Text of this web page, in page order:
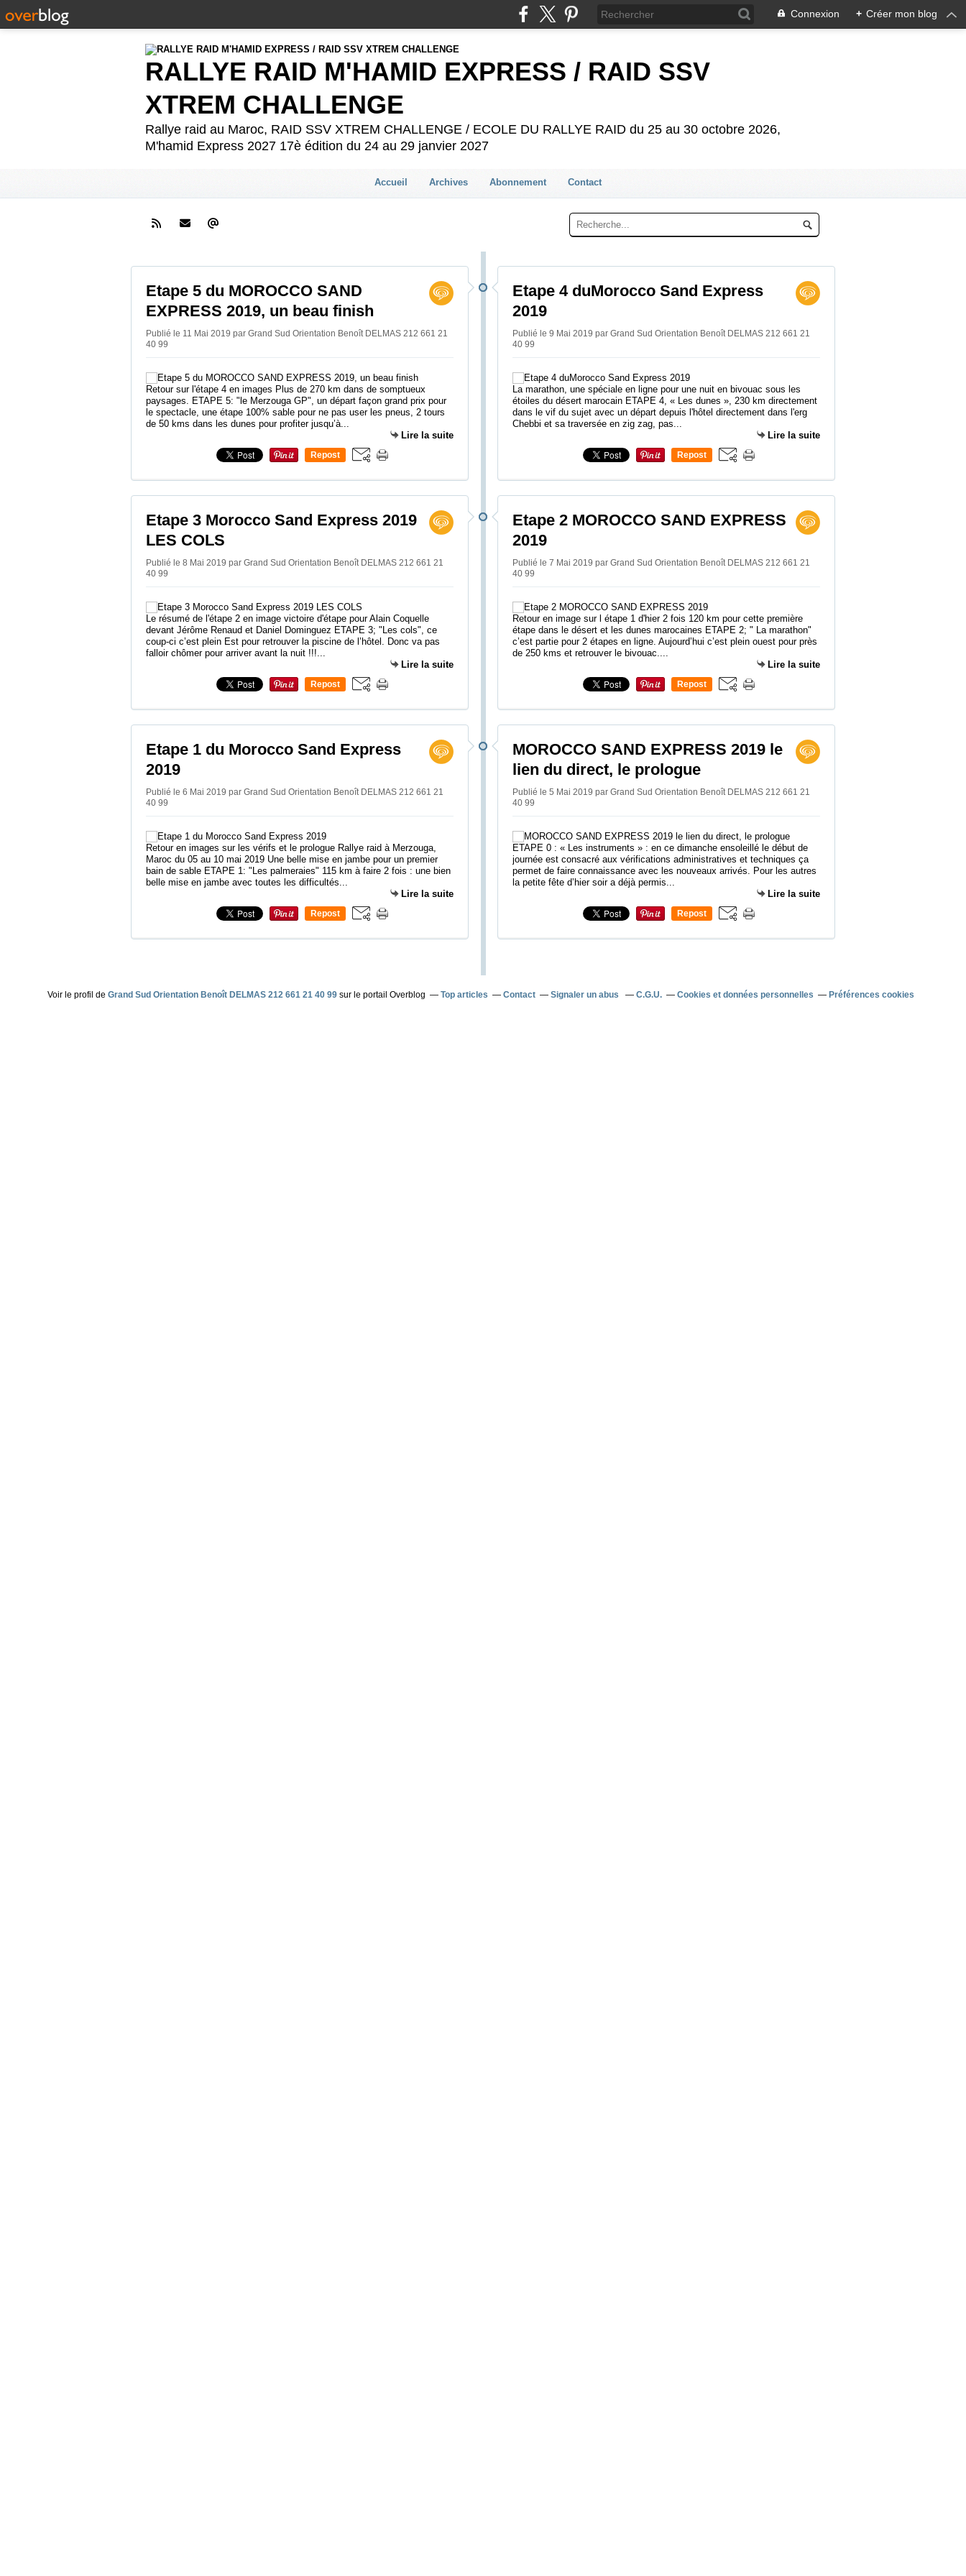
Connexion + Créer mon blog
RALLYE RAID M'HAMID EXPRESS / RAID SSV
XTREM CHALLENGE
Rallye raid au Maroc, RAID SSV XTREM CHALLENGE / ECOLE DU RALLYE RAID du 25 au 30 octobre 2026,
M'hamid Express 2027 17è édition du 24 au 29 janvier 2027
Accueil Archives Abonnement Contact
Etape 5 du MOROCCO SAND
EXPRESS 2019, un beau finish
Publié le 11 Mai 2019 par Grand Sud Orientation Benoît DELMAS 212 661 21
40 99
Retour sur l'étape 4 en images Plus de 270 km dans de somptueux
paysages. ETAPE 5: "le Merzouga GP", un départ façon grand prix pour
le spectacle, une étape 100% sable pour ne pas user les pneus, 2 tours
de 50 kms dans les dunes pour profiter jusqu’à...
Lire la suite
Repost
Etape 3 Morocco Sand Express 2019
LES COLS
Publié le 8 Mai 2019 par Grand Sud Orientation Benoît DELMAS 212 661 21
40 99
Le résumé de l'étape 2 en image victoire d'étape pour Alain Coquelle
devant Jérôme Renaud et Daniel Dominguez ETAPE 3; "Les cols", ce
coup-ci c’est plein Est pour retrouver la piscine de l’hôtel. Donc va pas
falloir chômer pour arriver avant la nuit !!!...
Lire la suite
Repost
Etape 1 du Morocco Sand Express
2019
Publié le 6 Mai 2019 par Grand Sud Orientation Benoît DELMAS 212 661 21
40 99
Retour en images sur les vérifs et le prologue Rallye raid à Merzouga,
Maroc du 05 au 10 mai 2019 Une belle mise en jambe pour un premier
bain de sable ETAPE 1: "Les palmeraies" 115 km à faire 2 fois : une bien
belle mise en jambe avec toutes les difficultés...
Lire la suite
Repost
Etape 4 duMorocco Sand Express
2019
Publié le 9 Mai 2019 par Grand Sud Orientation Benoît DELMAS 212 661 21
40 99
La marathon, une spéciale en ligne pour une nuit en bivouac sous les
étoiles du désert marocain ETAPE 4, « Les dunes », 230 km directement
dans le vif du sujet avec un départ depuis l'hôtel directement dans l'erg
Chebbi et sa traversée en zig zag, pas...
Lire la suite
Repost
Etape 2 MOROCCO SAND EXPRESS
2019
Publié le 7 Mai 2019 par Grand Sud Orientation Benoît DELMAS 212 661 21
40 99
Retour en image sur l étape 1 d'hier 2 fois 120 km pour cette première
étape dans le désert et les dunes marocaines ETAPE 2; " La marathon"
c’est partie pour 2 étapes en ligne. Aujourd’hui c’est plein ouest pour près
de 250 kms et retrouver le bivouac....
Lire la suite
Repost
MOROCCO SAND EXPRESS 2019 le
lien du direct, le prologue
Publié le 5 Mai 2019 par Grand Sud Orientation Benoît DELMAS 212 661 21
40 99
ETAPE 0 : « Les instruments » : en ce dimanche ensoleillé le début de
journée est consacré aux vérifications administratives et techniques ça
permet de faire connaissance avec les nouveaux arrivés. Pour les autres
la petite fête d’hier soir a déjà permis...
Lire la suite
Repost
Voir le profil de Grand Sud Orientation Benoît DELMAS 212 661 21 40 99 sur le portail Overblog Top articles Contact Signaler un abus C.G.U. Cookies et données personnelles Préférences cookies